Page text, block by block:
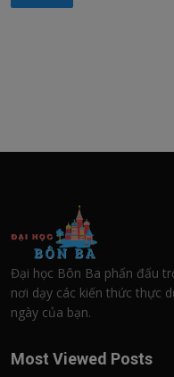
Đại học Bôn Ba phấn đấu
nơi dạy các kiến thức thực
ngày của bạn.
Most Viewed Posts